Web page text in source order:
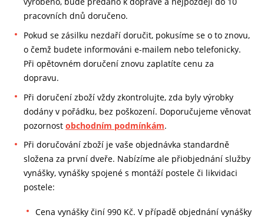
pracovních dnů doručeno.
Pokud se zásilku nezdaří doručit, pokusíme se o to znovu,
o čemž budete informováni e-mailem nebo telefonicky.
Při opětovném doručení znovu zaplatíte cenu za
dopravu.
Při doručení zboží vždy zkontrolujte, zda byly výrobky
dodány v pořádku, bez poškození. Doporučujeme věnovat
pozornost obchodním podmínkám.
Při doručování zboží je vaše objednávka standardně
složena za první dveře. Nabízíme ale přiobjednání služby
vynášky, vynášky spojené s montáží postele či likvidaci
postele:
Cena vynášky činí 990 Kč. V případě objednání vynášky